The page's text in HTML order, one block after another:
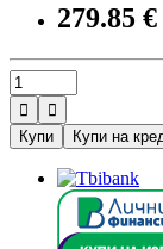
279.85


Купи
Купи на